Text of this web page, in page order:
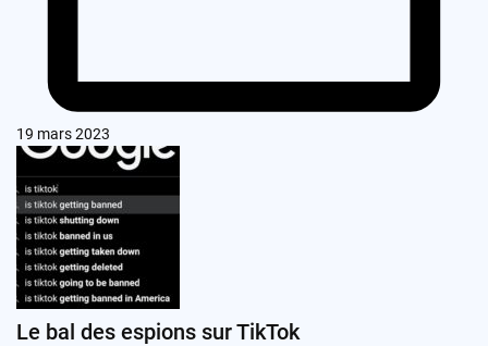
19 mars 2023
Le bal des espions sur TikTok